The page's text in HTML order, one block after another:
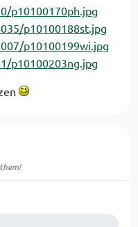
p10100170ph.jpg
p10100188st.jpg
p10100199wi.jpg
p10100203ng.jpg